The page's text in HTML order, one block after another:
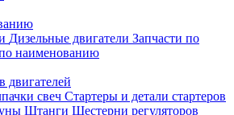
Дизельные двигатели Запчасти по
наименованию
двигателей
свеч Стартеры и детали стартеров
Штанги Шестерни регуляторов